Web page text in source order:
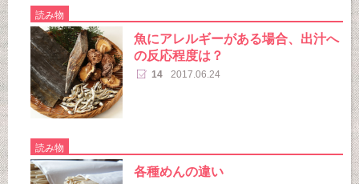
読み物
魚にアレルギーがある場合、出汁へ
の反応程度は？
14 2017.06.24
読み物
各種めんの違い